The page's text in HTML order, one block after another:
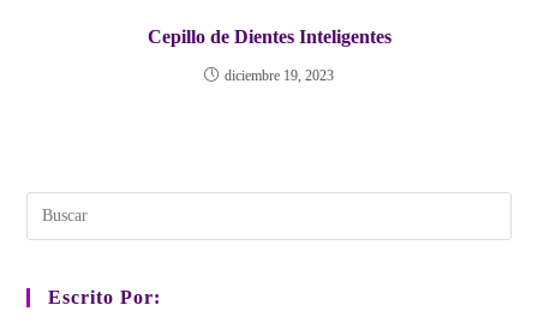
Cepillo de Dientes Inteligentes
diciembre 19, 2023
Escrito Por: